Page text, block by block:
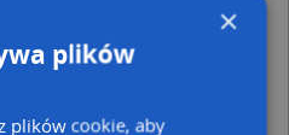
o Ochronie Danych Osobowych
danych jest AutoMapa sp. z o.o.
ulicy Domaniewskiej 37.
×
plików
plików cookie, aby